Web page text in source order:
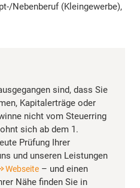
Nebenberuf (Kleingewerbe),
sind, dass Sie
Kapitalerträge oder
nicht vom Steuerring
sich ab dem 1.
Prüfung Ihrer
und unseren Leistungen
Webseite – und einen
Nähe finden Sie in